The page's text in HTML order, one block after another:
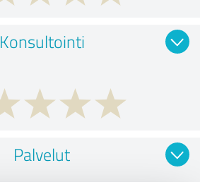
Konsultointi
Palvelut